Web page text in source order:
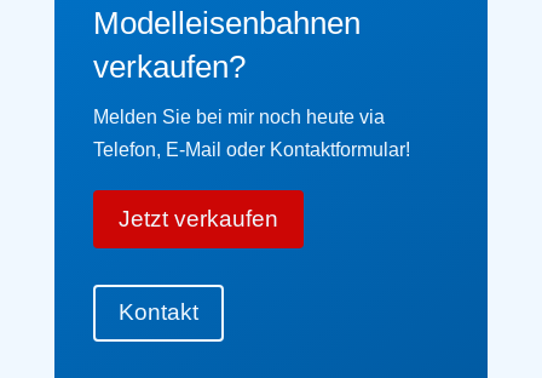
Modelleisenbahnen
verkaufen?
Melden Sie bei mir noch heute via
Telefon, E-Mail oder Kontaktformular!
Jetzt verkaufen
Kontakt